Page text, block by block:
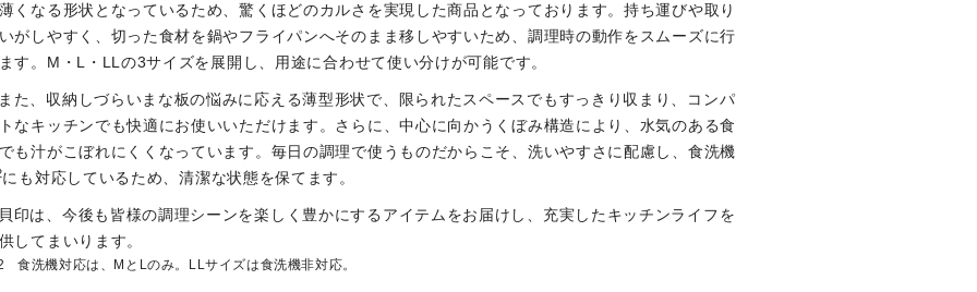
くなる形状となっているため、驚くほどのカルさを実現した商品となっております。持ち運びや取り
がしやすく、切った食材を鍋やフライパンへそのまま移しやすいため、調理時の動作をスムーズに行
す。M・L・LLの3サイズを展開し、用途に合わせて使い分けが可能です。
また、収納しづらいまな板の悩みに応える薄型形状で、限られたスペースでもすっきり収まり、コンパ
なキッチンでも快適にお使いいただけます。さらに、中心に向かうくぼみ構造により、水気のある食
も汁がこぼれにくくなっています。毎日の調理で使うものだからこそ、洗いやすさに配慮し、食洗機
にも対応しているため、清潔な状態を保てます。
貝印は、今後も皆様の調理シーンを楽しく豊かにするアイテムをお届けし、充実したキッチンライフを
してまいります。
食洗機対応は、MとLのみ。LLサイズは食洗機非対応。